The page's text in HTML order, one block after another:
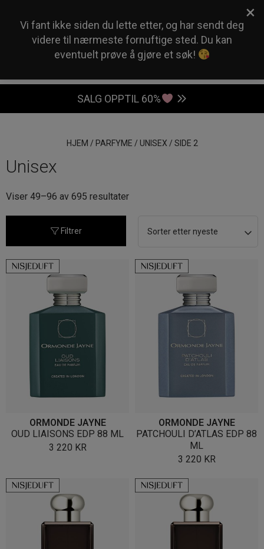
0
SALG OPPTIL 60%
HJEM / PARFYME / UNISEX / SIDE 2
Unisex
Viser 49–96 av 695 resultaterSortert
nyeste
Filtrer
ORMONDE JAYNE
OUD LIAISONS EDP 88 ML
3 220 KR
ORMONDE JAYNE
PATCHOULI D’ATLAS EDP 88
ML
3 220 KR
×
Vi fant ikke siden du lette etter, og har sendt deg
videre til nærmeste fornuftige sted. Du kan
eventuelt prøve å gjøre et søk!